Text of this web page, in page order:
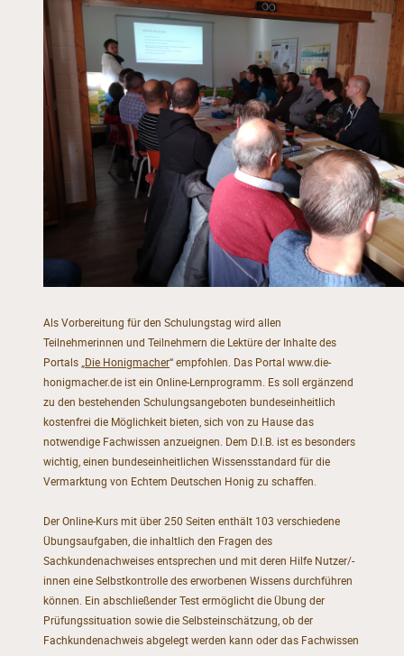
Als Vorbereitung für den Schulungstag wird allen
Teilnehmerinnen und Teilnehmern die Lektüre der Inhalte des
Portals „Die Honigmacher“ empfohlen. Das Portal www.die-
honigmacher.de ist ein Online-Lernprogramm. Es soll ergänzend
zu den bestehenden Schulungsangeboten bundeseinheitlich
kostenfrei die Möglichkeit bieten, sich von zu Hause das
notwendige Fachwissen anzueignen. Dem D.I.B. ist es besonders
wichtig, einen bundeseinheitlichen Wissensstandard für die
Vermarktung von Echtem Deutschen Honig zu schaffen.
Der Online-Kurs mit über 250 Seiten enthält 103 verschiedene
Übungsaufgaben, die inhaltlich den Fragen des
Sachkundenachweises entsprechen und mit deren Hilfe Nutzer/-
innen eine Selbstkontrolle des erworbenen Wissens durchführen
können. Ein abschließender Test ermöglicht die Übung der
Prüfungssituation sowie die Selbsteinschätzung, ob der
Fachkundenachweis abgelegt werden kann oder das Fachwissen